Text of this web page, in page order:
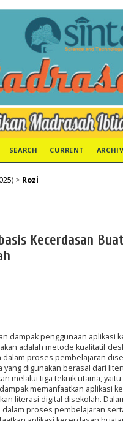
SEARCH CURRENT
> Rozi
Kecerdasan
dampak penggunaan aplikasi
adalah metode kualitatif
proses pembelajaran
yang digunakan berasal dari
melalui tiga teknik utama,
memanfaatkan aplikasi
literasi digital disekolah.
proses pembelajaran